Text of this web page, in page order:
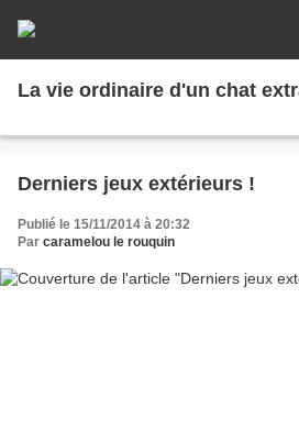
La vie ordinaire d'un chat
Derniers jeux extérieurs !
Publié le 15/11/2014 à 20:32
Par caramelou le rouquin